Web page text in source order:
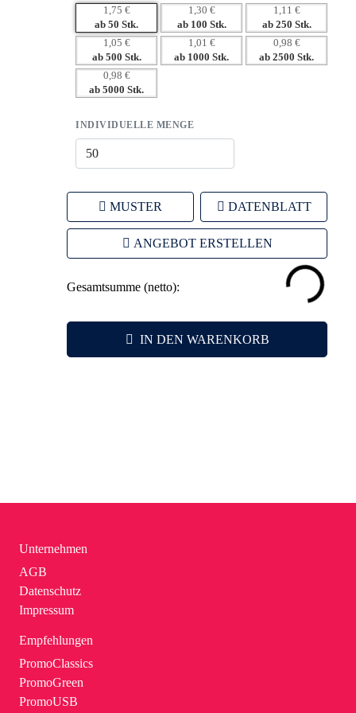
– Langfristige Sichtbarkeit durch alltägliche Nutzung.
– Emotionale Bindung durch nützliche und stilvolle
– Förderung der Markenidentität und -werte.
– Umweltfreundliches Image durch nachhaltiges Material.
1,75 €
ab 50 Stk.
1,30 €
ab 100 Stk.
1,11 €
ab 250 Stk.
1,05 €
ab 500 Stk.
1,01 €
ab 1000 Stk.
0,98 €
ab 2500 Stk.
0,98 €
ab 5000 Stk.
INDIVIDUELLE MENGE
MUSTER DATENBLATT
ANGEBOT ERSTELLEN
Gesamtsumme (netto):
IN DEN WARENKORB
Unternehmen
AGB
Datenschutz
Impressum
Empfehlungen
PromoClassics
PromoGreen
PromoUSB